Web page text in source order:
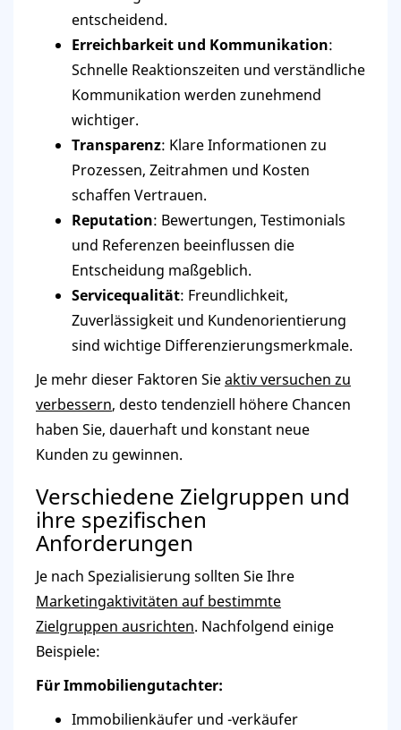
entscheidend.
Erreichbarkeit und Kommunikation:
Schnelle Reaktionszeiten und verständliche
Kommunikation werden zunehmend
wichtiger.
Transparenz: Klare Informationen zu
Prozessen, Zeitrahmen und Kosten
schaffen Vertrauen.
Reputation: Bewertungen, Testimonials
und Referenzen beeinflussen die
Entscheidung maßgeblich.
Servicequalität: Freundlichkeit,
Zuverlässigkeit und Kundenorientierung
sind wichtige Differenzierungsmerkmale.
Je mehr dieser Faktoren Sieaktiv versuchen zu
verbessern, desto tendenziell höhere Chancen
haben Sie, dauerhaft und konstant neue
Kunden zu gewinnen.
Verschiedene Zielgruppen und
ihre spezifischen
Anforderungen
Je nach Spezialisierung sollten Sie Ihre
Marketingaktivitäten auf bestimmte
Zielgruppen ausrichten. Nachfolgend einige
Beispiele:
Für Immobiliengutachter:
Immobilienkäufer und -verkäufer